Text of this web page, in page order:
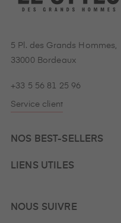
5 Pl. des Grands Hommes,
33000 Bordeaux
+33 5 56 81 25 96
Service client
NOS BEST-SELLERS
LIENS UTILES
NOUS SUIVRE